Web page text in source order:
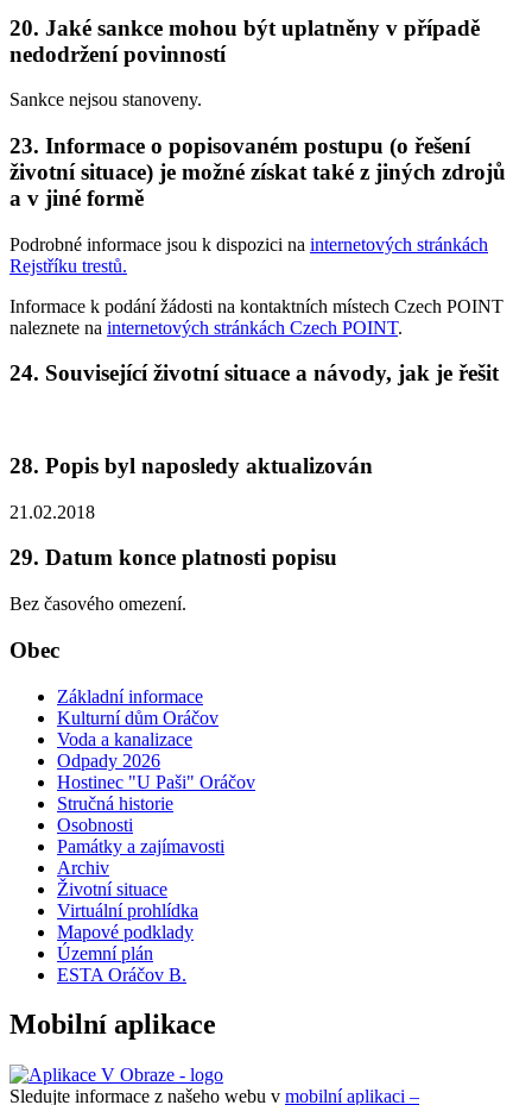
20. Jaké sankce mohou být uplatněny v případě
nedodržení povinností
Sankce nejsou stanoveny.
23. Informace o popisovaném postupu (o řešení
životní situace) je možné získat také z jiných zdrojů
a v jiné formě
Podrobné informace jsou k dispozici na internetových stránkách
Rejstříku trestů.
Informace k podání žádosti na kontaktních místech Czech POINT
naleznete na internetových stránkách Czech POINT.
24. Související životní situace a návody, jak je řešit
28. Popis byl naposledy aktualizován
21.02.2018
29. Datum konce platnosti popisu
Bez časového omezení.
Obec
Základní informace
Kulturní dům Oráčov
Voda a kanalizace
Odpady 2026
Hostinec "U Paši" Oráčov
Stručná historie
Osobnosti
Památky a zajímavosti
Archiv
Životní situace
Virtuální prohlídka
Mapové podklady
Územní plán
ESTA Oráčov B.
Mobilní aplikace
Sledujte informace z našeho webu v mobilní aplikaci –